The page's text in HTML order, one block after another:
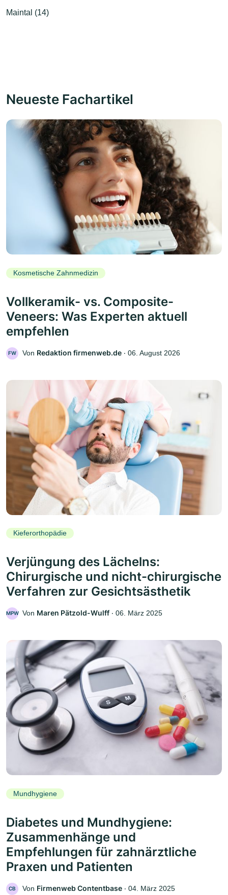
Maintal (14)
Neueste Fachartikel
Kosmetische Zahnmedizin
Vollkeramik- vs. Composite-
Veneers: Was Experten aktuell
empfehlen
FW Von Redaktion firmenweb.de ‧ 06. August 2026
Kieferorthopädie
Verjüngung des Lächelns:
Chirurgische und nicht-chirurgische
Verfahren zur Gesichtsästhetik
MPW Von Maren Pätzold-Wulff ‧ 06. März 2025
Mundhygiene
Diabetes und Mundhygiene:
Zusammenhänge und
Empfehlungen für zahnärztliche
Praxen und Patienten
CB Von Firmenweb Contentbase ‧ 04. März 2025